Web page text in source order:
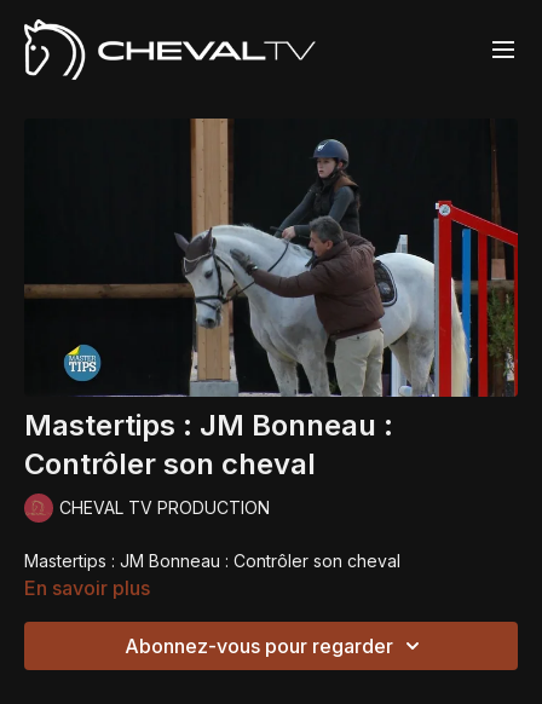
Mastertips : JM Bonneau :
Contrôler son cheval
CHEVAL TV PRODUCTION
Mastertips : JM Bonneau : Contrôler son cheval
En savoir plus
Abonnez-vous pour regarder